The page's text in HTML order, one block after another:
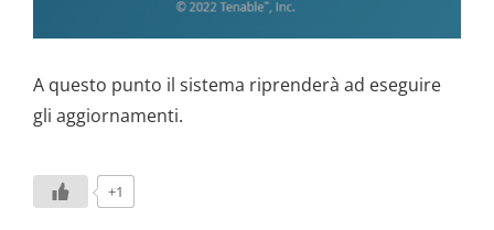
A questo punto il sistema riprenderà ad eseguire
gli aggiornamenti.
+1